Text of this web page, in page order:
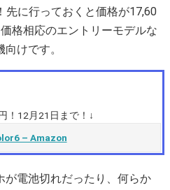
先に行っておくと価格が17,60
格相応のエントリーモデルな
けです。
！12月21日まで！↓
– Amazon
が電池切れだったり、何らか